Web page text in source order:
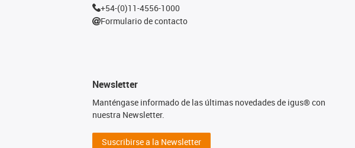
+54-(0)11-4556-1000
Formulario de contacto
Newsletter
Manténgase informado de las últimas novedades de igus® con
nuestra Newsletter.
Suscribirse a la Newsletter